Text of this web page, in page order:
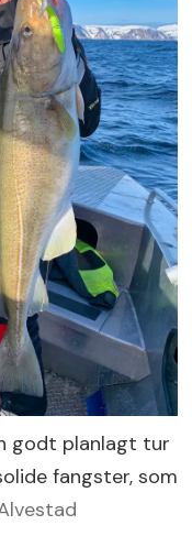
godt planlagt tur
fangster, som